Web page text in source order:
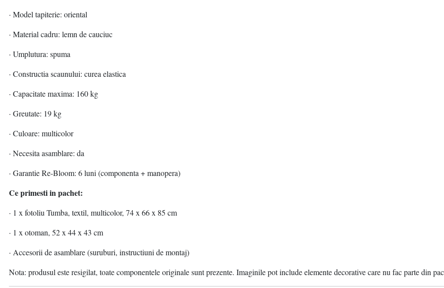
· Model tapiterie: oriental
· Material cadru: lemn de cauciuc
· Umplutura: spuma
· Constructia scaunului: curea elastica
· Capacitate maxima: 160 kg
· Greutate: 19 kg
· Culoare: multicolor
· Necesita asamblare: da
· Garantie Re-Bloom: 6 luni (componenta + manopera)
Ce primesti in pachet:
· 1 x fotoliu Tumba, textil, multicolor, 74 x 66 x 85 cm
· 1 x otoman, 52 x 44 x 43 cm
· Accesorii de asamblare (suruburi, instructiuni de montaj)
Nota: produsul este resigilat, toate componentele originale sunt prezente. Imaginile pot include elemente decorative care nu fac parte din